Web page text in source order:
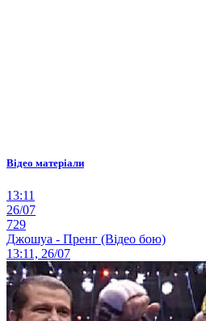
Відео матеріали
13:11
26/07
729
Джошуа - Пренг (Відео бою)
13:11, 26/07